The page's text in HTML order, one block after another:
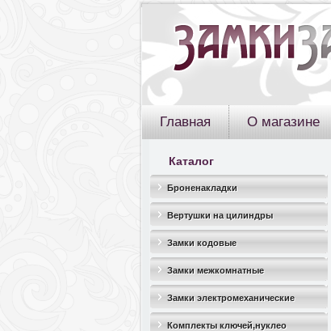
Главная О магазине
Каталог
Броненакладки
Вертушки на цилиндры
Замки кодовые
Замки межкомнатные
Замки электромеханические
Комплекты ключей,нуклео